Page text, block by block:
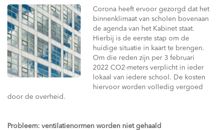
Corona heeft ervoor gezorgd dat het
binnenklimaat van scholen bovenaan
de agenda van het Kabinet staat.
Hierbij is de eerste stap om de
huidige situatie in kaart te brengen.
Om die reden zijn per 3 februari
2022 CO2-meters verplicht in ieder
lokaal van iedere school. De kosten
hiervoor worden volledig vergoed
door de overheid.
Probleem: ventilatienormen worden niet gehaald